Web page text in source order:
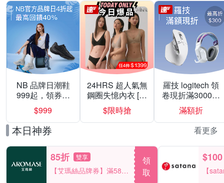
NB 品牌日潮鞋
999起，領券折
上折 最高回饋
40%
$999
24HRS 超人氣無
鋼圈失憶內衣 [熱
銷好評]
$限時搶
羅技 logitech 領
卷現折滿3000折
300
滿額折
本日神券 看更多
85折 雙享
【艾瑪絲品牌券】滿580
享85折！
領
取
$100
【
一件